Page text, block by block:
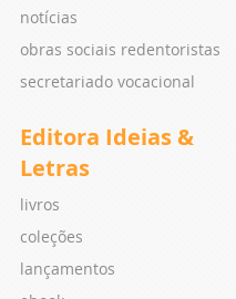
notícias
obras sociais redentoristas
secretariado vocacional
Editora Ideias &
Letras
livros
coleções
lançamentos